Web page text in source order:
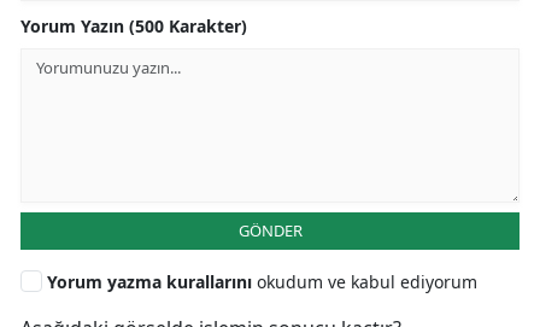
Yorum Yazın (500 Karakter)
GÖNDER
Yorum yazma kurallarını okudum ve kabul ediyorum